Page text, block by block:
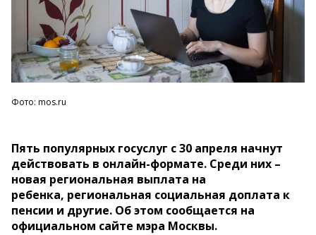
Фото: mos.ru
Пять популярных госуслуг с 30 апреля начнут
действовать в онлайн-формате. Среди них –
новая региональная выплата на
ребенка, региональная социальная доплата к
пенсии и другие. Об этом сообщается на
официальном сайте мэра Москвы.